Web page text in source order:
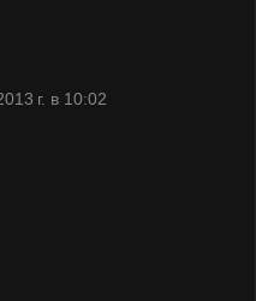
г. в 10:02